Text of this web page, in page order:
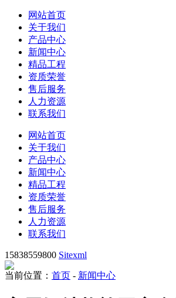
网站首页
关于我们
产品中心
新闻中心
精品工程
资质荣誉
售后服务
人力资源
联系我们
网站首页
关于我们
产品中心
新闻中心
精品工程
资质荣誉
售后服务
人力资源
联系我们
15838559800 Sitexml
当前位置： 首页 - 新闻中心